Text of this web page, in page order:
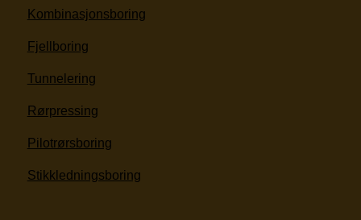
Kombinasjonsboring
Fjellboring
Tunnelering
Rørpressing
Pilotrørsboring
Stikkledningsboring